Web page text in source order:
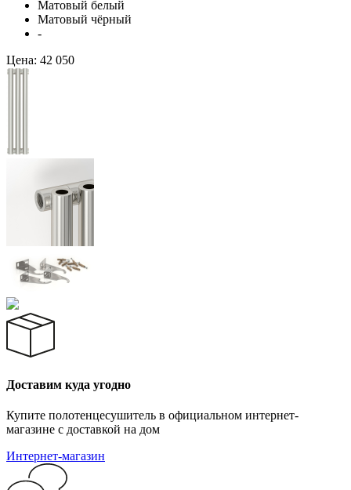
Матовый белый
Матовый чёрный
-
Цена: 42 050
Доставим куда угодно
Купите полотенцесушитель в официальном интернет-
магазине с доставкой на дом
Интернет-магазин